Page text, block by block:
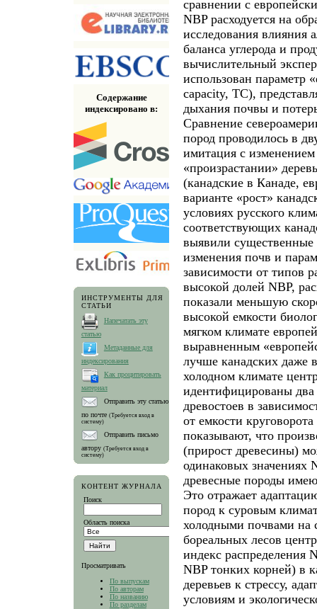
Содержание
индексировано в:
ИНСТРУМЕНТЫ ДЛЯ
СТАТЬИ
Напечатать эту
статью
Метаданные для
индексирования
Как процитировать
материал
Отправить эту статью
по почте (Требуется вход в
систему)
Отправить письмо
автору (Требуется вход в
систему)
КОНТЕНТ ЖУРНАЛА
Поиск
Область поиска
Просматривать
По выпускам
По авторам
По названию
По разделам
сравнении с
NBP расходуется на
исследования влияния
баланса углерода и
вычислительный
использован параметр
capacity, ТС),
дыхания почвы и
Сравнение
пород проводилось в
имитация с
«произрастании»
(канадские в Канаде,
варианте «рост»
условиях русского
соответствующих
выявили существенные
изменения почв и
зависимости от типов
высокой долей NBP,
показали меньшую
высокой емкости
мягком климате
выравненным
лучше канадских даже
холодном климате
идентифицированы два
древостоев в
от емкости
показывают, что
(прирост древесины)
одинаковых значениях
древесные породы
Это отражает
пород к суровым
холодными почвами на
бореальных лесов
индекс распределения
NBP тонких корней) в
деревьев к стрессу,
условиям и